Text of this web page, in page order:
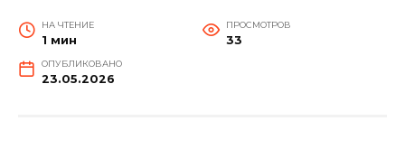
НА ЧТЕНИЕ
1 мин
ПРОСМОТРОВ
33
ОПУБЛИКОВАНО
23.05.2026